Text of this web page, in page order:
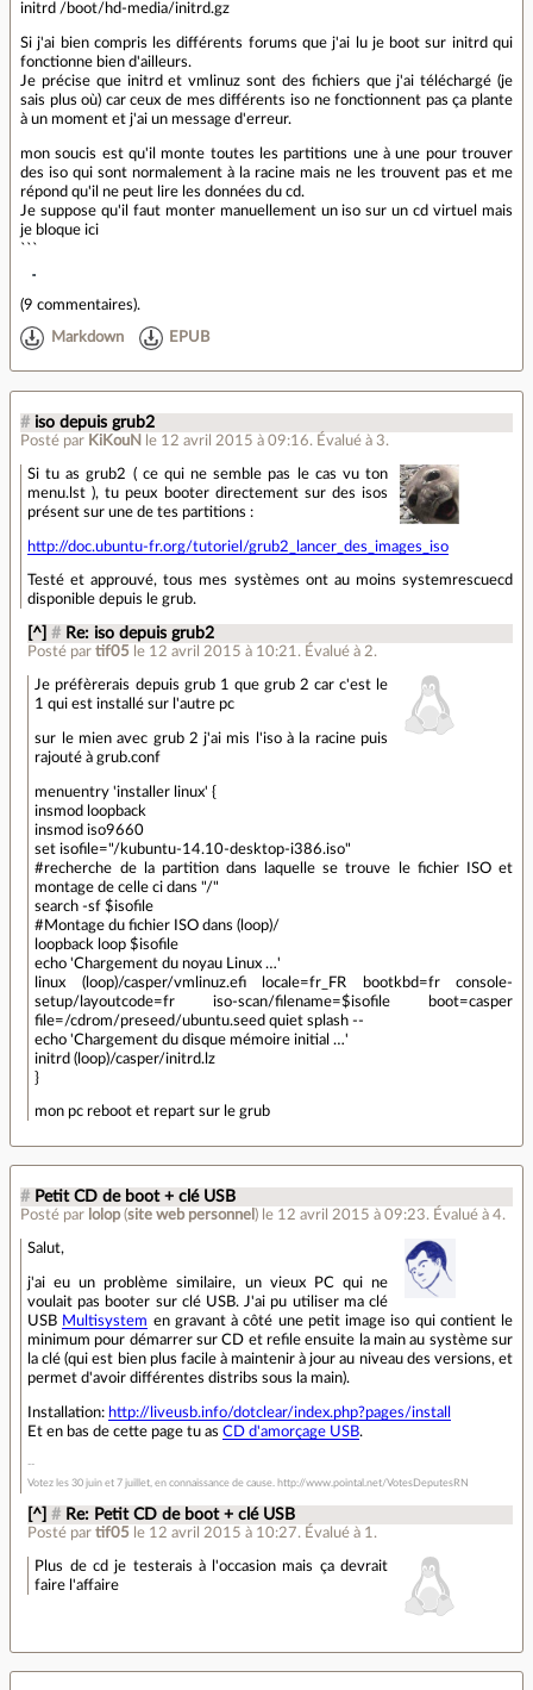
initrd /boot/hd-media/initrd.gz
Si j'ai bien compris les différents forums que j'ai lu je boot sur initrd qui
fonctionne bien d'ailleurs.
Je précise que initrd et vmlinuz sont des fichiers que j'ai téléchargé (je
sais plus où) car ceux de mes différents iso ne fonctionnent pas ça plante
à un moment et j'ai un message d'erreur.
mon soucis est qu'il monte toutes les partitions une à une pour trouver
des iso qui sont normalement à la racine mais ne les trouvent pas et me
répond qu'il ne peut lire les données du cd.
Je suppose qu'il faut monter manuellement un iso sur un cd virtuel mais
je bloque ici
```
(9 commentaires).
Markdown EPUB
# iso depuis grub2
Posté par KiKouN le 12 avril 2015 à 09:16. Évalué à 3.
Si tu as grub2 ( ce qui ne semble pas le cas vu ton
menu.lst ), tu peux booter directement sur des isos
présent sur une de tes partitions :
http://doc.ubuntu-fr.org/tutoriel/grub2_lancer_des_images_iso
Testé et approuvé, tous mes systèmes ont au moins systemrescuecd
disponible depuis le grub.
[^] # Re: iso depuis grub2
Posté partif05 le 12 avril 2015 à 10:21 . Évalué à 2.
Je préfèrerais depuis grub 1 que grub 2 car c'est le
1 qui est installé sur l'autre pc
sur le mien avec grub 2 j'ai mis l'iso à la racine puis
rajouté à grub.conf
menuentry 'installer linux' {
insmod loopback
insmod iso9660
set isofile="/kubuntu-14.10-desktop-i386.iso"
#recherche de la partition dans laquelle se trouve le fichier ISO et
montage de celle ci dans "/"
search -sf $isofile
#Montage du fichier ISO dans (loop)/
loopback loop $isofile
echo 'Chargement du noyau Linux …'
linux (loop)/casper/vmlinuz.efi locale=fr_FR bootkbd=fr console-
setup/layoutcode=fr iso-scan/filename=$isofile boot=casper
file=/cdrom/preseed/ubuntu.seed quiet splash --
echo 'Chargement du disque mémoire initial …'
initrd (loop)/casper/initrd.lz
}
mon pc reboot et repart sur le grub
# Petit CD de boot + clé USB
Posté par lolop(site web personnel ) le 12 avril 2015 à 09:23. Évalué à 4.
Salut,
j'ai eu un problème similaire, un vieux PC qui ne
voulait pas booter sur clé USB. J'ai pu utiliser ma clé
USB Multisystem en gravant à côté une petit image iso qui contient le
minimum pour démarrer sur CD et refile ensuite la main au système sur
la clé (qui est bien plus facile à maintenir à jour au niveau des versions, et
permet d'avoir différentes distribs sous la main).
Installation: http://liveusb.info/dotclear/index.php?pages/install
Et en bas de cette page tu as CD d'amorçage USB.
Votez les 30 juin et 7 juillet, en connaissance de cause. http://www.pointal.net/VotesDeputesRN
[^] # Re: Petit CD de boot + clé USB
Posté partif05 le 12 avril 2015 à 10:27. Évalué à 1.
Plus de cd je testerais à l'occasion mais ça devrait
faire l'affaire